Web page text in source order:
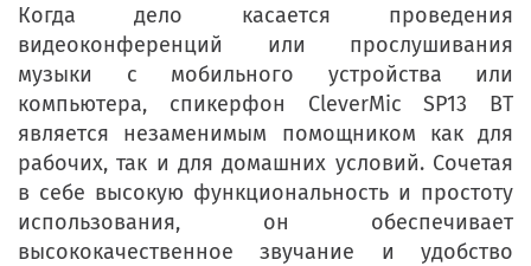
Когда дело касается проведения
видеоконференций или прослушивания
музыки с мобильного устройства или
компьютера, спикерфон CleverMic SP13 BT
является незаменимым помощником как для
рабочих, так и для домашних условий. Сочетая
в себе высокую функциональность и простоту
использования, он обеспечивает
высококачественное звучание и удобство